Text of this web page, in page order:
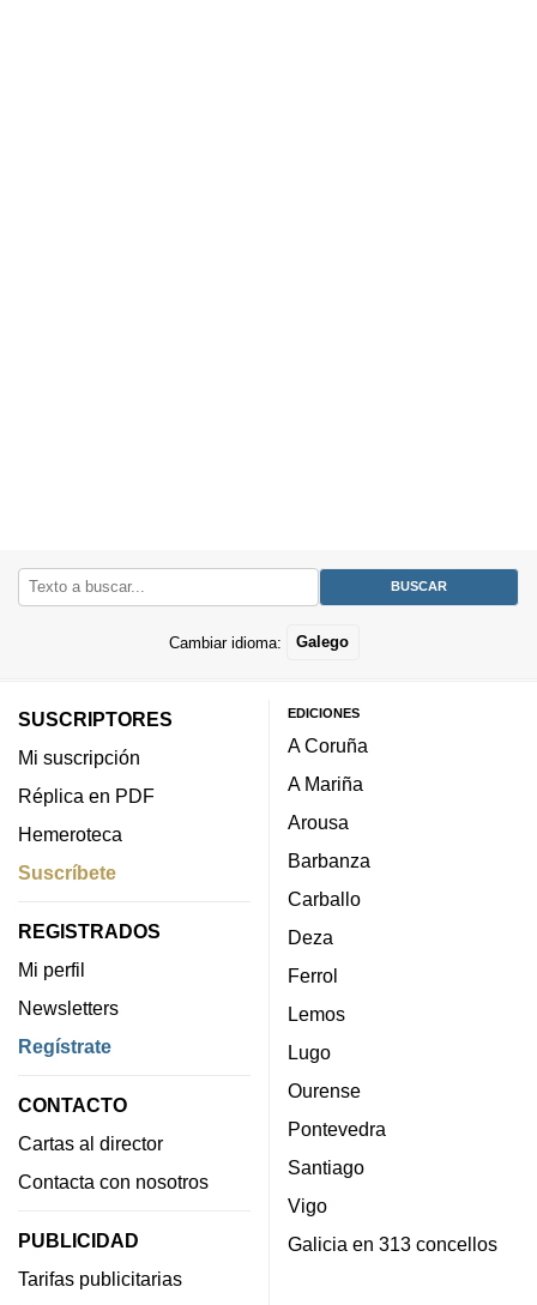
Cambiar idioma: Galego
SUSCRIPTORES
Mi suscripción
Réplica en PDF
Hemeroteca
Suscríbete
REGISTRADOS
Mi perfil
Newsletters
Regístrate
CONTACTO
Cartas al director
Contacta con nosotros
PUBLICIDAD
Tarifas publicitarias
EDICIONES
A Coruña
A Mariña
Arousa
Barbanza
Carballo
Deza
Ferrol
Lemos
Lugo
Ourense
Pontevedra
Santiago
Vigo
Galicia en 313 concellos